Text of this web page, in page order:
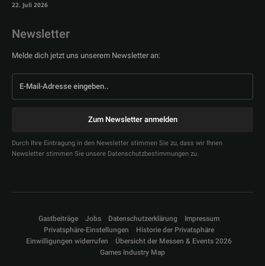
22. Juli 2026
Newsletter
Melde dich jetzt uns unserem Newsletter an:
Zum Newsletter anmelden
Durch Ihre Eintragung in den Newsletter stimmen Sie zu, dass wir Ihnen
Newsletter stimmen Sie unsere Datenschutzbestimmungen zu.
Gastbeiträge Jobs Datenschutzerklärung
Impressum
Privatsphäre-Einstellungen
Historie der Privatsphäre
Einwilligungen widerrufen
Übersicht der Messen & Events 2026
Games Industry Map